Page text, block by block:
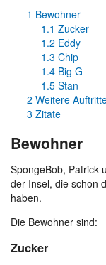
1 Bewohner
1.1 Zucker
1.2 Eddy
1.3 Chip
1.4 Big G
1.5 Stan
2 Weitere
3 Zitate
Bewohner
SpongeBob, Patrick
der Insel, die schon
haben.
Die Bewohner sind:
Zucker